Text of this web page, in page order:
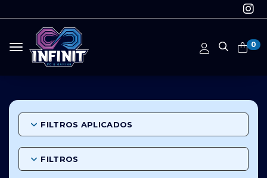
0
Toggle navigation
FILTROS APLICADOS
FILTROS